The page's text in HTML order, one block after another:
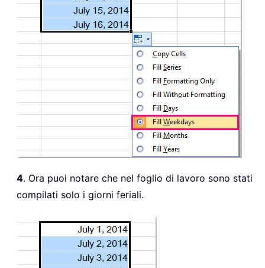
4. Ora puoi notare che nel foglio di lavoro sono stati
compilati solo i giorni feriali.